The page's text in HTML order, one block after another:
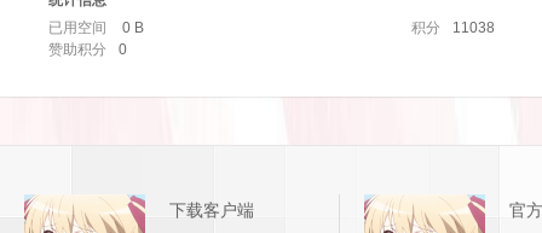
已用空间
0 B 积分
11038
赞助积分
0
下载客户端 官